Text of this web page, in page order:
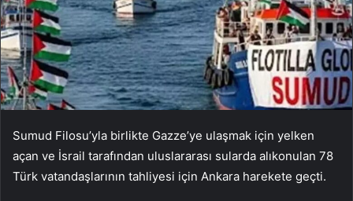
Sumud Filosu’yla birlikte Gazze’ye ulaşmak için yelken
açan ve İsrail tarafından uluslararası sularda alıkonulan 78
Türk vatandaşlarının tahliyesi için Ankara harekete geçti.